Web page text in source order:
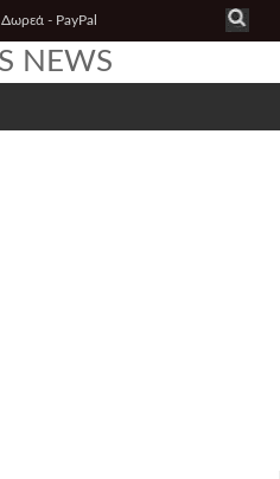
Δωρεά - PayPal
NEWS